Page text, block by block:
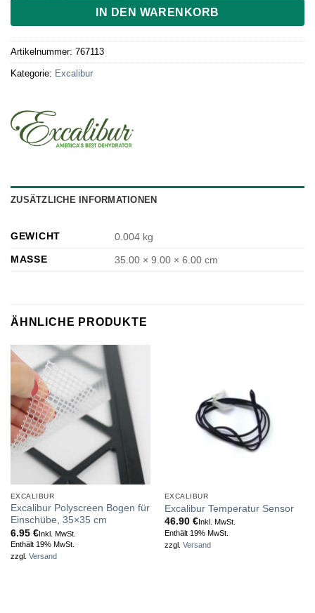
IN DEN WARENKORB
Artikelnummer: 767113
Kategorie: Excalibur
ZUSÄTZLICHE INFORMATIONEN
GEWICHT
0.004 kg
MASSE
35.00 × 9.00 × 6.00 cm
ÄHNLICHE PRODUKTE
EXCALIBUR
Excalibur Polyscreen Bogen für
Einschübe, 35×35 cm
6.95 €Inkl. MwSt.
Enthält 19% MwSt.
zzgl. Versand
EXCALIBUR
Excalibur Temperatur Sensor
46.90 €Inkl. MwSt.
Enthält 19% MwSt.
zzgl. Versand